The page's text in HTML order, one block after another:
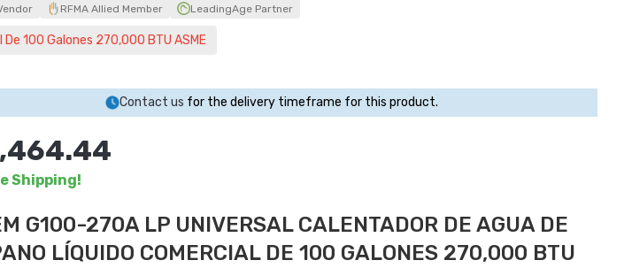
RFMA Allied Member LeadingAge Partner
100 Galones 270,000 BTU ASME
Contact us for the delivery timeframe for this product.
Shipping!
G100-270A LP UNIVERSAL CALENTADOR DE AGUA DE
LÍQUIDO COMERCIAL DE 100 GALONES 270,000 BTU